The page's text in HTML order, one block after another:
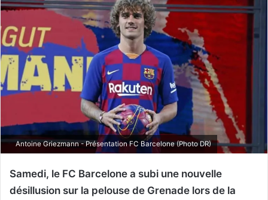
Antoine Griezmann - Présentation FC Barcelone (Photo DR)
Samedi, le FC Barcelone a subi une nouvelle
désillusion sur la pelouse de Grenade lors de la